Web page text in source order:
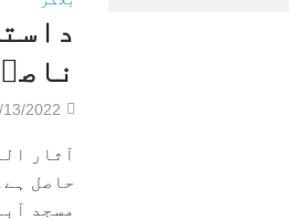
13/2022
آثار
حاصل
مسجد